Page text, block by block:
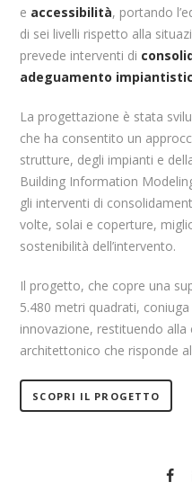
e accessibilità, portando
di sei livelli rispetto alla
prevede interventi di
adeguamento
La progettazione è stata
che ha consentito un
strutture, degli impianti e
Building Information
gli interventi di
volte, solai e coperture,
sostenibilità dell’intervento.
Il progetto, che copre una
5.480 metri quadrati,
innovazione, restituendo
architettonico che risponde
SCOPRI IL PROGETTO